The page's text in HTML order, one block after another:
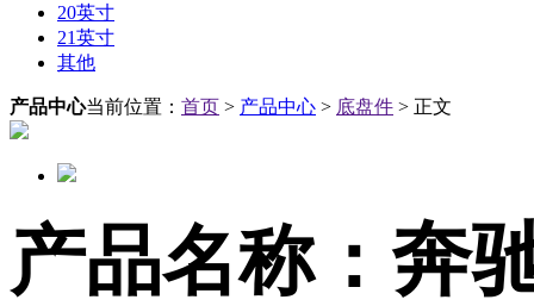
20英寸
21英寸
其他
产品中心当前位置： 首页 > 产品中心 > 底盘件 > 正文
产品名称： 奔